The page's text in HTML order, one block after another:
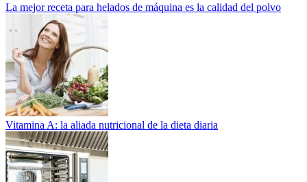
La mejor receta para helados de máquina es la calidad del polvo
Vitamina A: la aliada nutricional de la dieta diaria